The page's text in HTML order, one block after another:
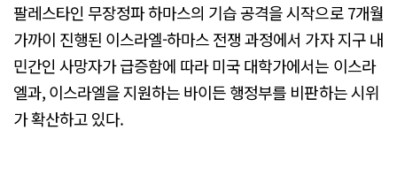
팔레스타인 무장정파 하마스의 기습 공격을 시작으로 7개월
가까이 진행된 이스라엘-하마스 전쟁 과정에서 가자 지구 내
민간인 사망자가 급증함에 따라 미국 대학가에서는 이스라
엘과, 이스라엘을 지원하는 바이든 행정부를 비판하는 시위
가 확산하고 있다.